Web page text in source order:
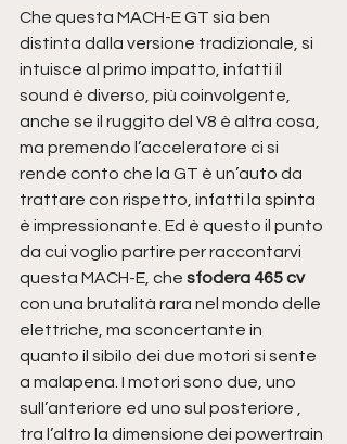
Che questa MACH-E GT sia ben
distinta dalla versione tradizionale, si
intuisce al primo impatto, infatti il
sound è diverso, più coinvolgente,
anche se il ruggito del V8 è altra cosa,
ma premendo l’acceleratore ci si
rende conto che la GT è un’auto da
trattare con rispetto, infatti la spinta
è impressionante. Ed è questo il punto
da cui voglio partire per raccontarvi
questa MACH-E, che sfodera 465 cv
con una brutalità rara nel mondo delle
elettriche, ma sconcertante in
quanto il sibilo dei due motori si sente
a malapena. I motori sono due, uno
sull’anteriore ed uno sul posteriore ,
tra l’altro la dimensione dei powertrain